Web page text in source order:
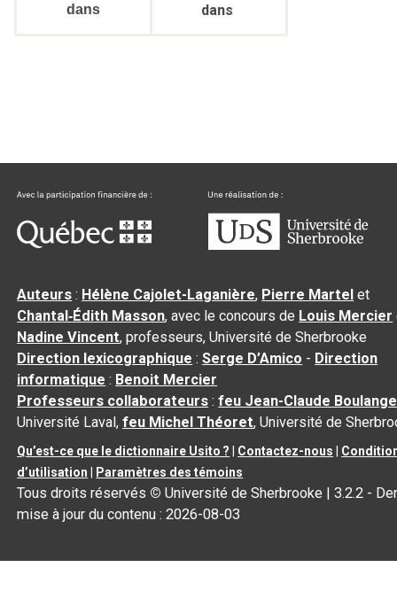
dans dans
Auteurs : Hélène Cajolet-Laganière, Pierre Martel et
Chantal‑Édith Masson, avec le concours de Louis Mercier
Nadine Vincent, professeurs, Université de Sherbrooke
Direction lexicographique :Serge D’Amico - Direction
informatique : Benoit Mercier
Professeurs collaborateurs :feu Jean-Claude
Université Laval,feu Michel Théoret, Université de
Qu’est-ce que le dictionnaire Usito ? Contactez-nous
d’utilisation
Paramètres des témoins
Tous droits réservés © Université de Sherbrooke |3.2.2 -
mise à jour du contenu :2026-08-03